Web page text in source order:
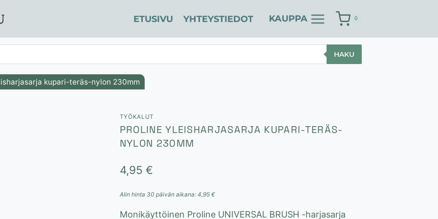
ETUSIVU YHTEYSTIEDOT KAUPPA 0
HAKU
kupari-teräs-nylon 230mm
TYÖKALUT
PROLINE YLEISHARJASARJA KUPARI-TERÄS-
NYLON 230MM
4,95 €
Alin hinta 30 päivän aikana: 4,95 €
Monikäyttöinen Proline UNIVERSAL BRUSH -harjasarja